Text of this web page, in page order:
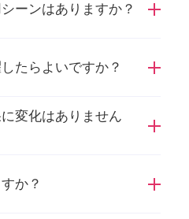
ておりません。
ーンはありますか？
お客様のライフスタイルに応
けます。
たらよいですか？
洗濯ネットに入れ、日陰干
変化はありません
、洗濯による生地の伸縮を
まいます。
か？